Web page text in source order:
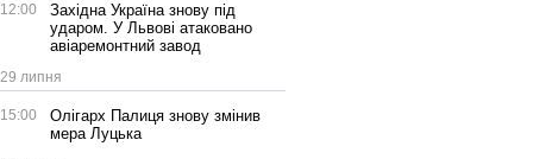
12:00
Західна Україна знову під
ударом. У Львові атаковано
авіаремонтний завод
29 липня
15:00
Олігарх Палиця знову змінив
мера Луцька